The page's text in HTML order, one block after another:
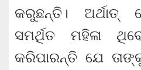
କରୁଛନ୍ତି। ଅର୍ଥାତ୍
ସମର୍ଥିତ ମହିଳା
କରିପାରନ୍ତି ଯେ